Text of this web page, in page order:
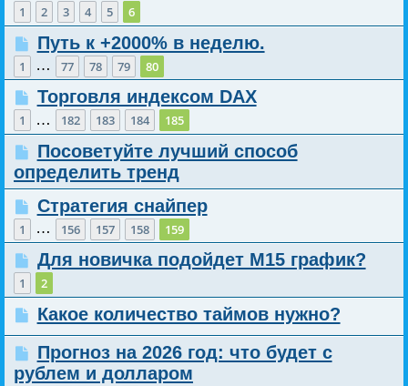
1 2 3 4 5 6
Путь к +2000% в неделю.
1 … 77 78 79 80
Торговля индексом DAX
1 … 182 183 184 185
Посоветуйте лучший способ
определить тренд
Стратегия снайпер
1 … 156 157 158 159
Для новичка подойдет М15 график?
1 2
Какое количество таймов нужно?
Прогноз на 2026 год: что будет с
рублем и долларом